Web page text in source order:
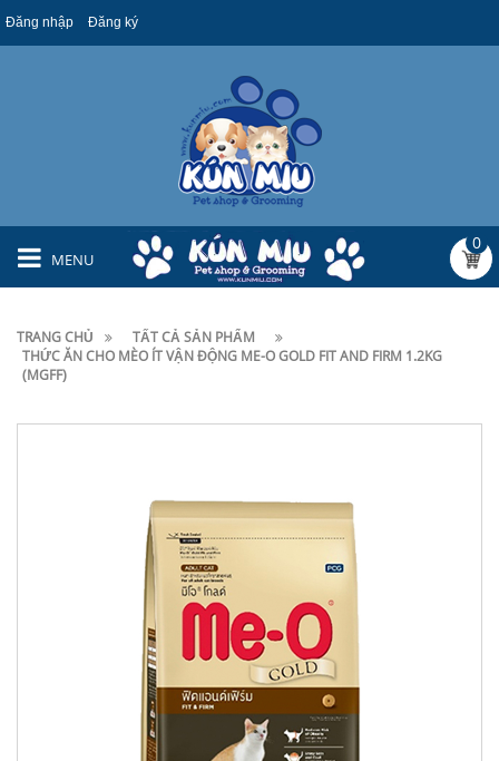
Đăng nhập Đăng ký
MENU
0
TRANG CHỦ
TẤT CẢ SẢN PHẨM
THỨC ĂN CHO MÈO ÍT VẬN ĐỘNG ME-O GOLD FIT AND FIRM 1.2KG
(MGFF)